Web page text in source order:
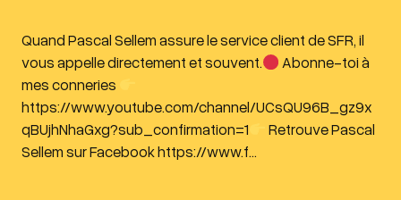
Quand Pascal Sellem assure le service client de SFR, il
vous appelle directement et souvent.
Abonne-toi à
mes conneries
https://www.youtube.com/channel/UCsQU96B_gz9x
qBUjhNhaGxg?sub_confirmation=1
Retrouve Pascal
Sellem sur Facebook https://www.f…